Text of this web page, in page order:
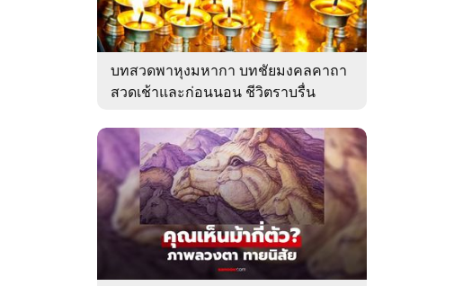
บทสวดพาหุงมหากา บทชัยมงคลคาถา
สวดเช้าและก่อนนอน ชีวิตราบรื่น